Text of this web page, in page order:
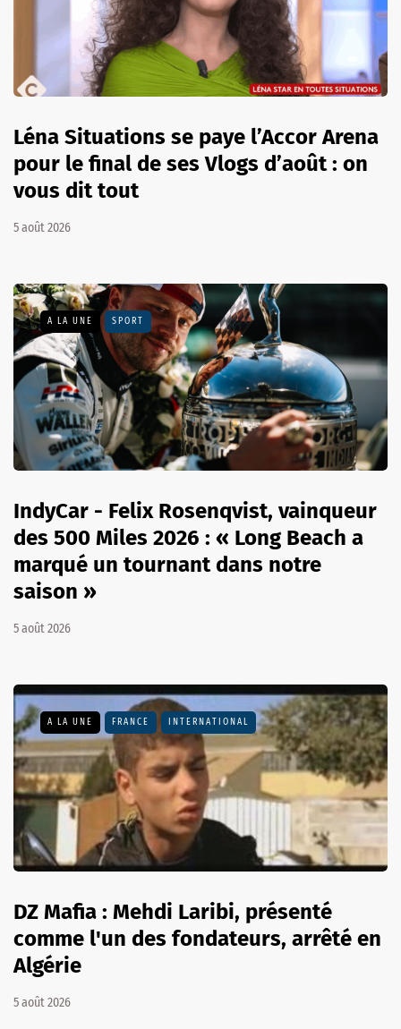
Léna Situations se paye l’Accor Arena
pour le final de ses Vlogs d’août : on
vous dit tout
5 août 2026
A LA UNE SPORT
IndyCar - Felix Rosenqvist, vainqueur
des 500 Miles 2026 : « Long Beach a
marqué un tournant dans notre
saison »
5 août 2026
A LA UNE FRANCE INTERNATIONAL
DZ Mafia : Mehdi Laribi, présenté
comme l'un des fondateurs, arrêté en
Algérie
5 août 2026